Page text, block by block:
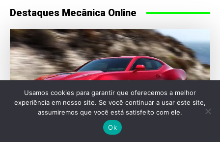
Destaques Mecânica Online
Usamos cookies para garantir que oferecemos a melhor
experiência em nosso site. Se você continuar a usar este site,
assumiremos que você está satisfeito com ele.
Ok